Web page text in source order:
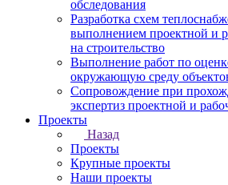
обследования
Разработка схем
выполнением проектной и
на строительство
Выполнение работ по
окружающую среду
Сопровождение при
экспертиз проектной и
Проекты
Назад
Проекты
Крупные проекты
Наши проекты